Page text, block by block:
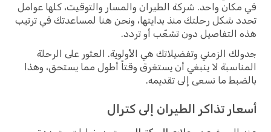
في مكان واحد. شركة الطيران والمسار والتوقيت، كلها عوامل
تحدد شكل رحلتك منذ بدايتها، ونحن هنا لمساعدتك في ترتيب
هذه التفاصيل دون تشعّب أو تردد.
جدولك الزمني وتفضيلاتك هي الأولوية. العثور على الرحلة
المناسبة لا ينبغي أن يستغرق وقتاً أطول مما يستحق، وهذا
بالضبط ما نسعى إلى تقديمه.
أسعار تذاكر الطيران إلى كترال